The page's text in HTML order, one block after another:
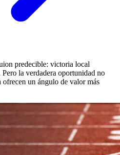
predecible: victoria local
la verdadera oportunidad no
ofrecen un ángulo de valor más